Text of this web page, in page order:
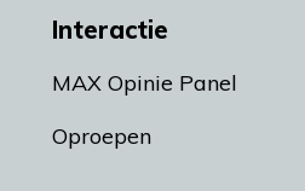
Interactie
MAX Opinie Panel
Oproepen